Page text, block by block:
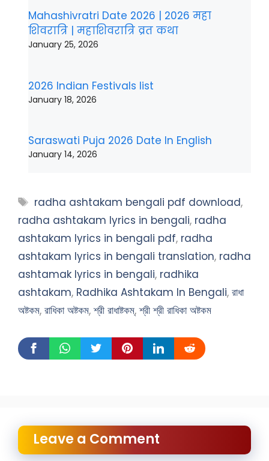
Mahashivratri Date 2026 | 2026 महा
शिवरात्रि | महाशिवरात्रि व्रत कथा
January 25, 2026
2026 Indian Festivals list
January 18, 2026
Saraswati Puja 2026 Date In English
January 14, 2026
Tags
radha ashtakam bengali pdf download,
radha ashtakam lyrics in bengali, radha
ashtakam lyrics in bengali pdf, radha
ashtakam lyrics in bengali translation, radha
ashtamak lyrics in bengali, radhika
ashtakam, Radhika Ashtakam In Bengali, রাধা
অষ্টকম, রাধিকা অষ্টকম,শ্রী রাধাষ্টকম্,শ্রী শ্রী রাধিকা অষ্টকম
Leave a Comment